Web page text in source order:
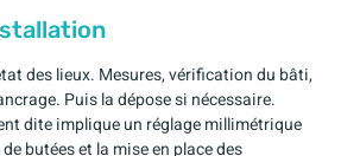
des lieux. Mesures, vérification du bâti,
Puis la dépose si nécessaire.
dite implique un réglage millimétrique
butées et la mise en place des